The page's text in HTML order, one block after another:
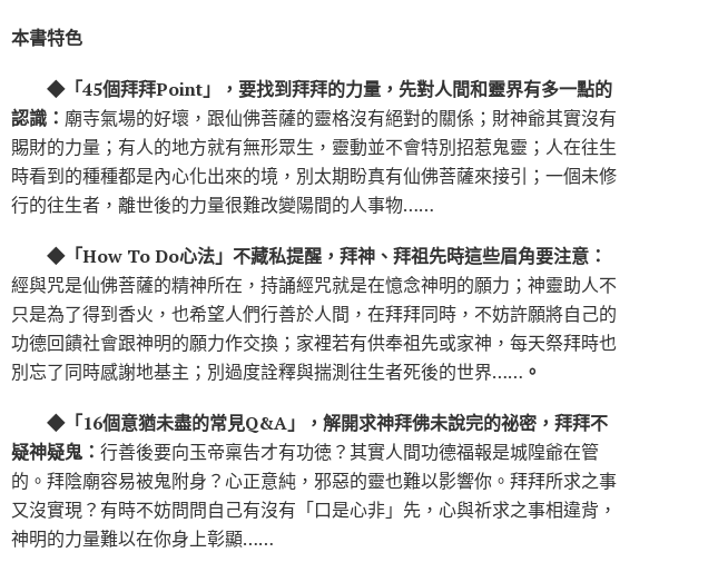
本書特色
◆「45個拜拜Point」，要找到拜拜的力量，先對人間和靈界有多一點的
認識： 廟寺氣場的好壞，跟仙佛菩薩的靈格沒有絕對的關係；財神爺其實沒有
賜財的力量；有人的地方就有無形眾生，靈動並不會特別招惹鬼靈；人在往生
時看到的種種都是內心化出來的境，別太期盼真有仙佛菩薩來接引；一個未修
行的往生者，離世後的力量很難改變陽間的人事物……
◆「How To Do心法」不藏私提醒，拜神、拜祖先時這些眉角要注意：
經與咒是仙佛菩薩的精神所在，持誦經咒就是在憶念神明的願力；神靈助人不
只是為了得到香火，也希望人們行善於人間，在拜拜同時，不妨許願將自己的
功德回饋社會跟神明的願力作交換；家裡若有供奉祖先或家神，每天祭拜時也
別忘了同時感謝地基主；別過度詮釋與揣測往生者死後的世界…… 。
◆「16個意猶未盡的常見Q&A」，解開求神拜佛未說完的祕密，拜拜不
疑神疑鬼： 行善後要向玉帝稟告才有功徳？其實人間功德福報是城隍爺在管
的。拜陰廟容易被鬼附身？心正意純，邪惡的靈也難以影響你。拜拜所求之事
又沒實現？有時不妨問問自己有沒有「口是心非」先，心與祈求之事相違背，
神明的力量難以在你身上彰顯……